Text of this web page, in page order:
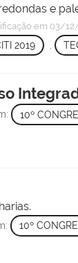
e
em 03/
2019
10º
10º